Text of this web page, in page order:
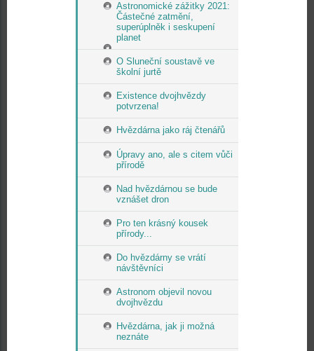
Astronomické zážitky 2021:
Částečné zatmění,
superúplněk i seskupení
planet
O Sluneční soustavě ve
školní jurtě
Existence dvojhvězdy
potvrzena!
Hvězdárna jako ráj čtenářů
Úpravy ano, ale s citem vůči
přírodě
Nad hvězdárnou se bude
vznášet dron
Pro ten krásný kousek
přírody...
Do hvězdárny se vrátí
návštěvníci
Astronom objevil novou
dvojhvězdu
Hvězdárna, jak ji možná
neznáte